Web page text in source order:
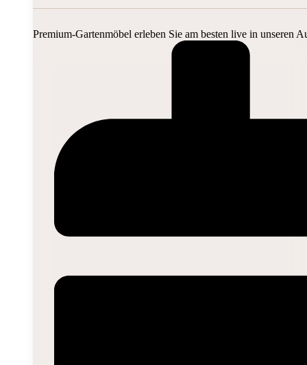
Premium-Gartenmöbel erleben Sie am besten live in unseren